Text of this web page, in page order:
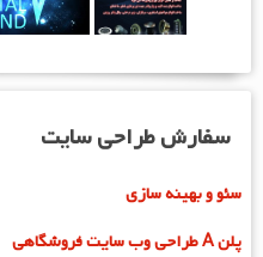
سفارش طراحی سایت
سئو و بهینه سازی
پلن A طراحی وب سایت فروشگاهی